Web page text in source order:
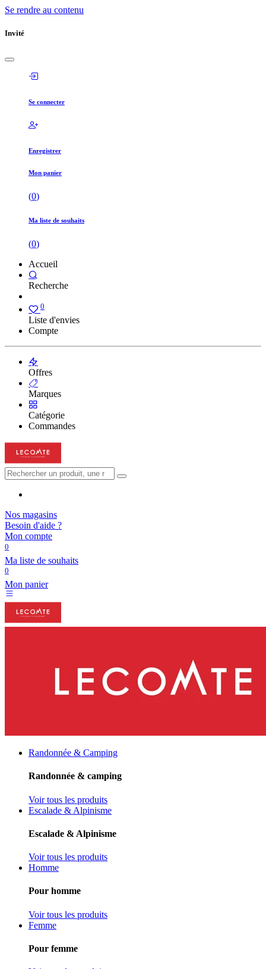
Se rendre au contenu
Invité
Se connecter
Enregistrer
Mon panier
(0)
Ma liste de souhaits
(0)
Accueil
Recherche
0
Liste d'envies
Compte
Offres
Marques
Catégorie
Commandes
Nos magasins
Besoin d'aide ?
Mon compte
0
Ma liste de souhaits
0
Mon panier
Randonnée & Camping
Randonnée & camping
Voir tous les produits
Escalade & Alpinisme
Escalade & Alpinisme
Voir tous les produits
Homme
Pour homme
Voir tous les produits
Femme
Pour femme